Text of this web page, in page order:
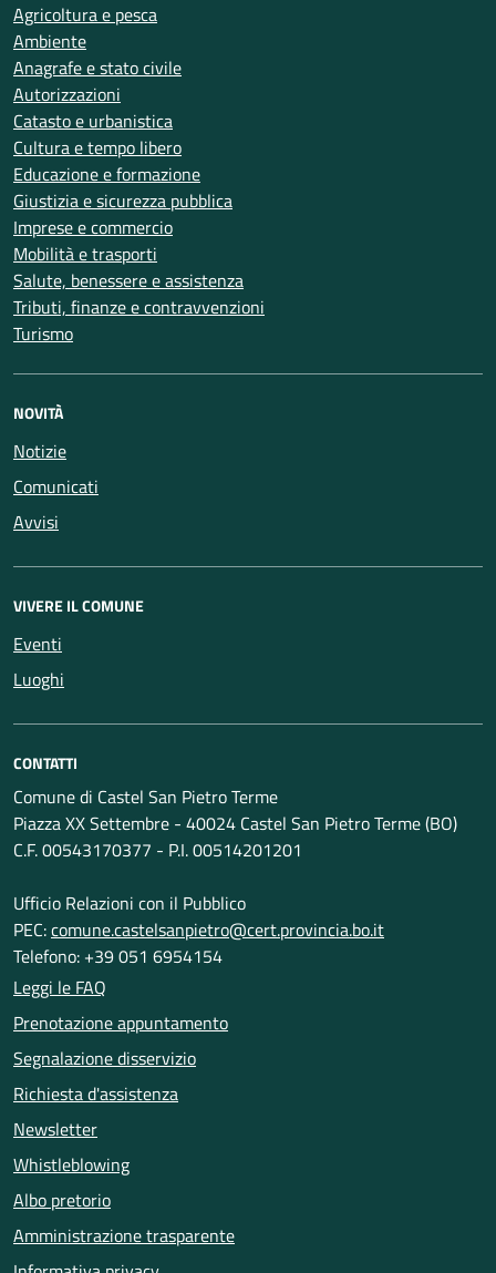
Agricoltura e pesca
Ambiente
Anagrafe e stato civile
Autorizzazioni
Catasto e urbanistica
Cultura e tempo libero
Educazione e formazione
Giustizia e sicurezza pubblica
Imprese e commercio
Mobilità e trasporti
Salute, benessere e assistenza
Tributi, finanze e contravvenzioni
Turismo
NOVITÀ
Notizie
Comunicati
Avvisi
VIVERE IL COMUNE
Eventi
Luoghi
CONTATTI
Comune di Castel San Pietro Terme
Piazza XX Settembre - 40024 Castel San Pietro Terme (BO)
C.F. 00543170377 - P.I. 00514201201
Ufficio Relazioni con il Pubblico
PEC:comune.castelsanpietro@cert.provincia.bo.it
Telefono: +39 051 6954154
Leggi le FAQ
Prenotazione appuntamento
Segnalazione disservizio
Richiesta d'assistenza
Newsletter
Whistleblowing
Albo pretorio
Amministrazione trasparente